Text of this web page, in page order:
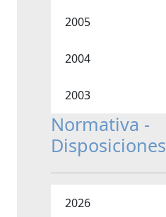
2005
2004
2003
Normativa -
Disposiciones
2026